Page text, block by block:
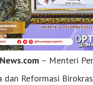
– Menteri
Reformasi